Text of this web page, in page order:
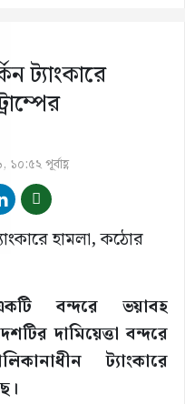
ট্যাংকারে
পূর্বাহ্ণ
বন্দরে ভয়াবহ
দামিয়েত্তা বন্দরে
ট্যাংকারে